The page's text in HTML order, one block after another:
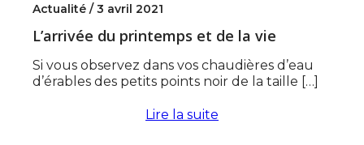
Actualité /3 avril 2021
L’arrivée du printemps et de la vie
Si vous observez dans vos chaudières d’eau
d’érables des petits points noir de la taille […]
Lire la suite